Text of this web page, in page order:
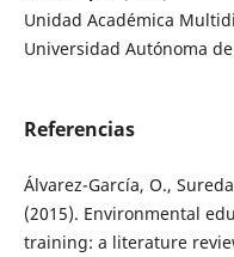
Unidad Académica
Universidad Autónoma
Referencias
Álvarez-García, O.,
(2015). Environmental
training: a literature